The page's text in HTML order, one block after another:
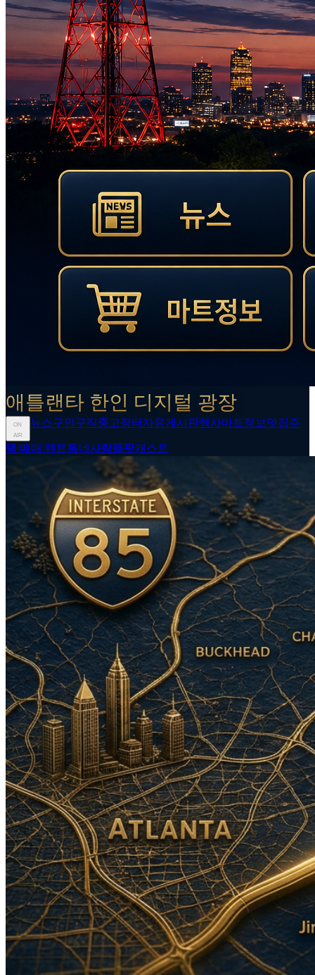
애틀랜타 한인 디지털 광장
ON
AIR
뉴스구인구직중고장터 자유게시판행사마트정보 맛집주
택 매매 렌트동네사람들팟캐스트